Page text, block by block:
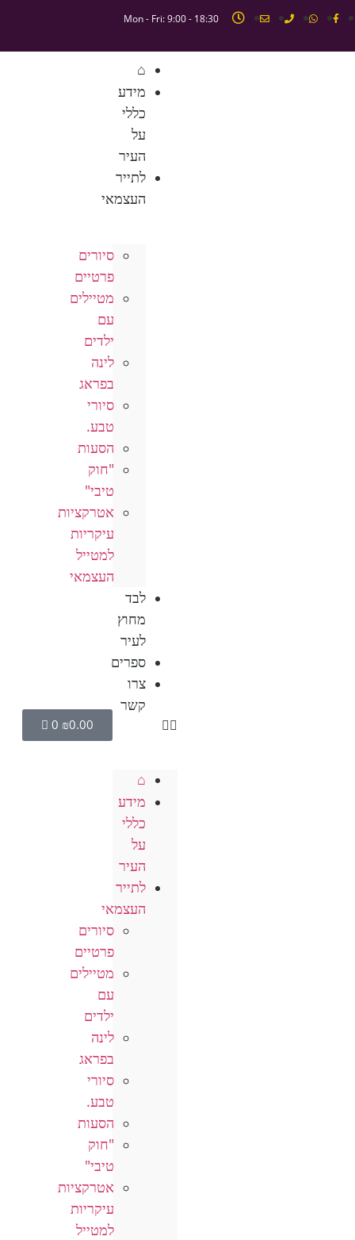
Mon - Fri: 9:00 - 18:30
⌂
מידע
כללי
על
העיר
לתייר
העצמאי
סיורים
פרטיים
מטיילים
עם
ילדים
לינה
בפראג
סיורי
טבע.
הסעות
"חוק
טיבי"
אטרקציות
עיקריות
למטייל
העצמאי
לבד
מחוץ
לעיר
ספרים
צרו
קשר
⌂
מידע
כללי
על
העיר
לתייר
העצמאי
סיורים
פרטיים
מטיילים
עם
ילדים
לינה
בפראג
סיורי
טבע.
הסעות
"חוק
טיבי"
אטרקציות
עיקריות
למטייל
₪0.00
0